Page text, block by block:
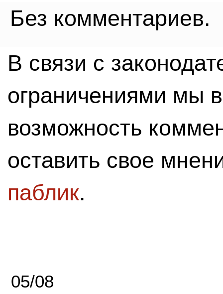
Без комментариев.
В связи с
ограничениями мы
возможность
оставить свое
паблик.
05/08